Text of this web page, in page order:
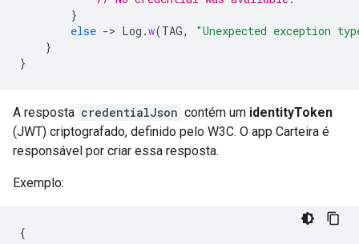
}
else -> Log .w(TAG,
"Unexpected exception
}
}
A resposta credentialJson contém um identityToken
(JWT) criptografado, definido pelo W3C. O app Carteira é
responsável por criar essa resposta.
Exemplo:
{